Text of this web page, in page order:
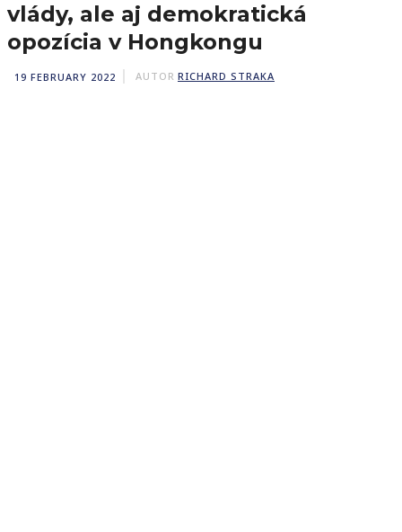
vlády, ale aj demokratická
opozícia v Hongkongu
19 FEBRUARY 2022 AUTOR RICHARD STRAKA